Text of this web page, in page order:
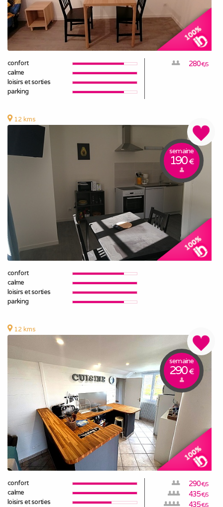
confort
calme
loisirs et sorties
parking
280€/S
12 kms
semaine
190€
confort
calme
loisirs et sorties
parking
12 kms
semaine
290€
confort
calme
loisirs et sorties
290€/S
435€/S
435€/S